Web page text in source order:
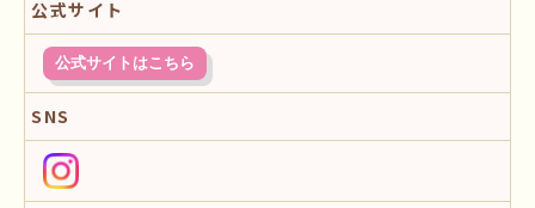
公式サイト
公式サイトはこちら
SNS